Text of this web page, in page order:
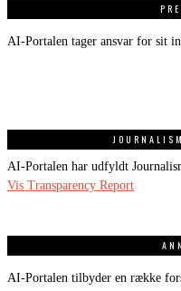
AI-Portalen tager ansvar for sit
AI-Portalen har udfyldt
Vis Transparency Report
AI-Portalen tilbyder en række